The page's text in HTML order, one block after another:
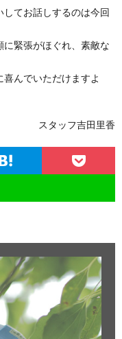
てお話しするのは今回
緊張がほぐれ、素敵な
んでいただけますよ
スタッフ吉田里香